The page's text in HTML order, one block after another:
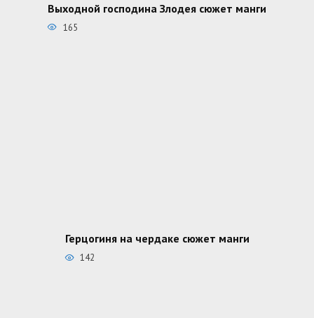
Выходной господина Злодея сюжет манги
165
Герцогиня на чердаке сюжет манги
142